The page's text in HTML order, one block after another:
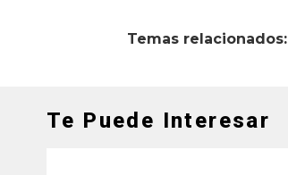
Temas relacionados:
Te Puede Interesar